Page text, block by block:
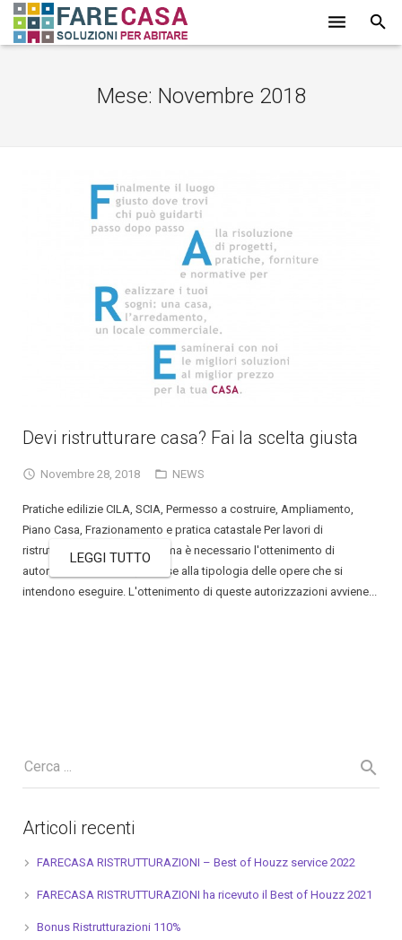
PROMOZIONI
Mese: Novembre 2018
Devi ristrutturare casa? Fai la scelta giusta
Novembre 28, 2018 NEWS
Pratiche edilizie CILA, SCIA, Permesso a costruire, Ampliamento,
Piano Casa, Frazionamento e pratica catastale Per lavori di
ristrutturazione edilizia a Roma è necessario l'ottenimento di
autorizzazioni edilizie, in base alla tipologia delle opere che si
intendono eseguire. L'ottenimento di queste autorizzazioni avviene...
LEGGI TUTTO
Articoli recenti
FARECASA RISTRUTTURAZIONI – Best of Houzz service 2022
FARECASA RISTRUTTURAZIONI ha ricevuto il Best of Houzz 2021
Bonus Ristrutturazioni 110%